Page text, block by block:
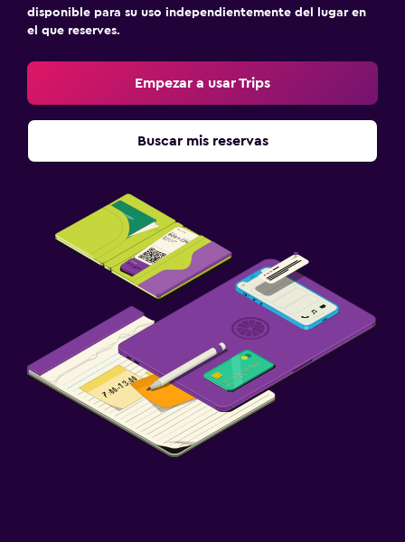
disponible para su uso independientemente del lugar en
el que reserves.
Empezar a usar Trips
Buscar mis reservas